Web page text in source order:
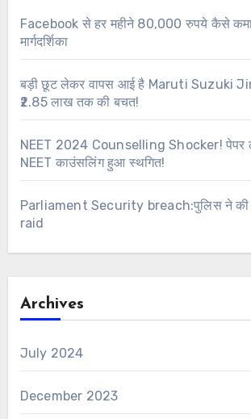
Facebook से हर महीने 80,000 रुपये कैसे
मार्गदर्शिका
बड़ी छूट लेकर वापस आई है Maruti Suzuki
₹2.85 लाख तक की बचत!
NEET 2024 Counselling Shocker! पेपर
NEET काउंसलिंग हुआ स्थगित!
Parliament Security breach:पुलिस ने
raid
Archives
July 2024
December 2023